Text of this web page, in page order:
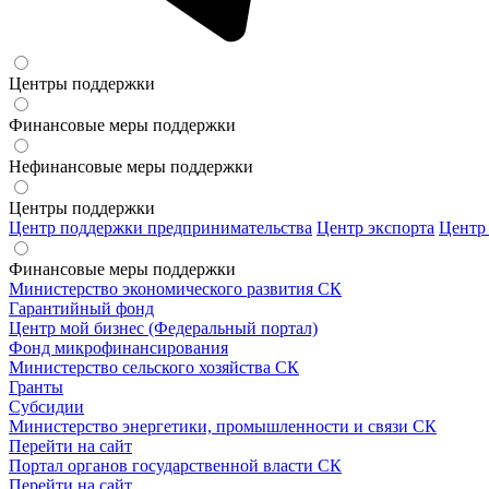
Центры поддержки
Финансовые меры поддержки
Нефинансовые меры поддержки
Центры поддержки
Центр поддержки предпринимательства Центр экспорта
Финансовые меры поддержки
Министерство экономического развития СК
Гарантийный фонд
Центр мой бизнес (Федеральный портал)
Фонд микрофинансирования
Министерство сельского хозяйства СК
Гранты
Субсидии
Министерство энергетики, промышленности и связи СК
Перейти на сайт
Портал органов государственной власти СК
Перейти на сайт